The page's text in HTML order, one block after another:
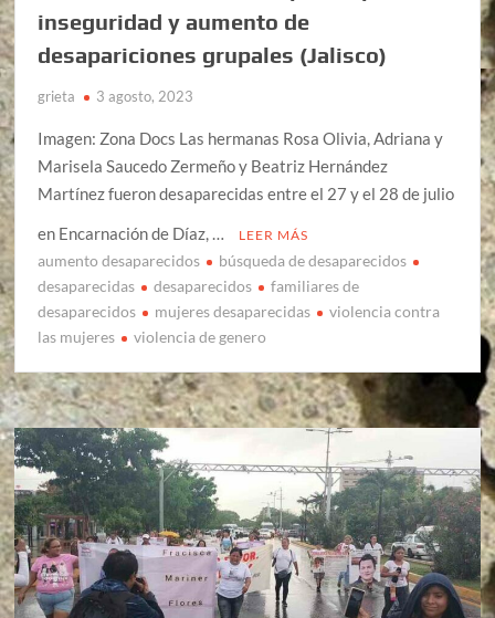
inseguridad y aumento de
desapariciones grupales (Jalisco)
grieta 3 agosto, 2023
Imagen: Zona Docs Las hermanas Rosa Olivia, Adriana y
Marisela Saucedo Zermeño y Beatriz Hernández
Martínez fueron desaparecidas entre el 27 y el 28 de julio
en Encarnación de Díaz, …
LEER MÁS
aumento desaparecidos
búsqueda de desaparecidos
desaparecidas
desaparecidos
familiares de
desaparecidos
mujeres desaparecidas
violencia contra
las mujeres
violencia de genero